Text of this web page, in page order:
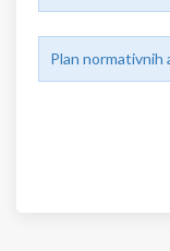
Plan normativnih